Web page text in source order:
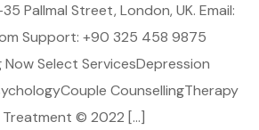
Pallmal Street, London, UK. Email:
Support: +90 325 458 9875
Select ServicesDepression
CounsellingTherapy
© 2022 […]